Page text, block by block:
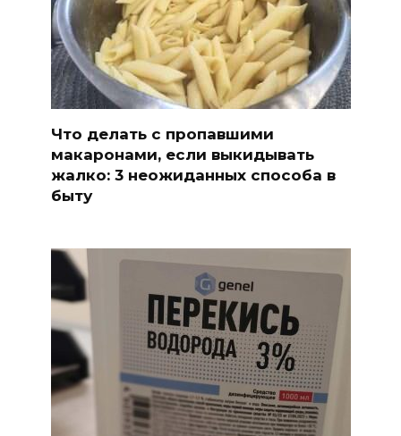
Что делать с пропавшими
макаронами, если выкидывать
жалко: 3 неожиданных способа в
быту